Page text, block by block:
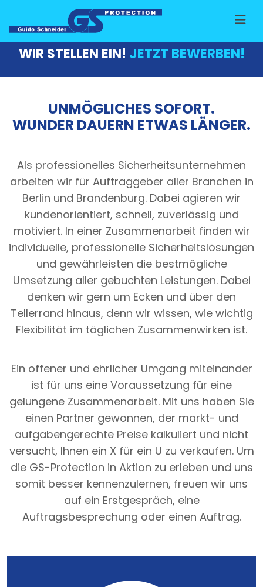
Zum Inhalt springen
WIR STELLEN EIN! JETZT BEWERBEN!
UNMÖGLICHES SOFORT.
WUNDER DAUERN ETWAS LÄNGER.
Als professionelles Sicherheitsunternehmen
arbeiten wir für Auftraggeber aller Branchen in
Berlin und Brandenburg. Dabei agieren wir
kundenorientiert, schnell, zuverlässig und
motiviert. In einer Zusammenarbeit finden wir
individuelle, professionelle Sicherheitslösungen
und gewährleisten die bestmögliche
Umsetzung aller gebuchten Leistungen. Dabei
denken wir gern um Ecken und über den
Tellerrand hinaus, denn wir wissen, wie wichtig
Flexibilität im täglichen Zusammenwirken ist.
Ein offener und ehrlicher Umgang miteinander
ist für uns eine Voraussetzung für eine
gelungene Zusammenarbeit. Mit uns haben Sie
einen Partner gewonnen, der markt- und
aufgabengerechte Preise kalkuliert und nicht
versucht, Ihnen ein X für ein U zu verkaufen. Um
die GS-Protection in Aktion zu erleben und uns
somit besser kennenzulernen, freuen wir uns
auf ein Erstgespräch, eine
Auftragsbesprechung oder einen Auftrag.